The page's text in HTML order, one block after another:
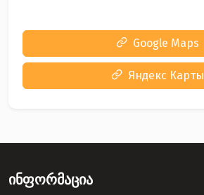
Google Maps
Яндекс Карты
ინფორმაცია